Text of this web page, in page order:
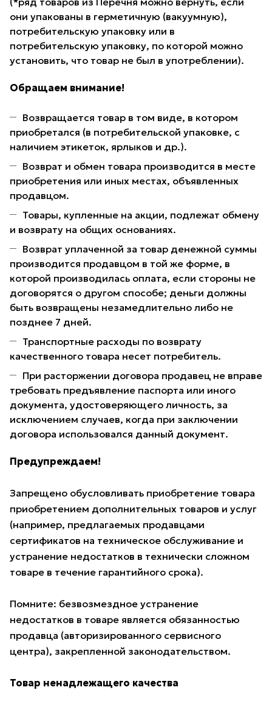
они упакованы в герметичную (вакуумную),
потребительскую упаковку или в
потребительскую упаковку, по которой можно
установить, что товар не был в употреблении).
Обращаем внимание!
Возвращается товар в том виде, в котором
приобретался (в потребительской упаковке, с
наличием этикеток, ярлыков и др.).
Возврат и обмен товара производится в месте
приобретения или иных местах, объявленных
продавцом.
Товары, купленные на акции, подлежат обмену
и возврату на общих основаниях.
Возврат уплаченной за товар денежной суммы
производится продавцом в той же форме, в
которой производилась оплата, если стороны не
договорятся о другом способе; деньги должны
быть возвращены незамедлительно либо не
позднее 7 дней.
Транспортные расходы по возврату
качественного товара несет потребитель.
При расторжении договора продавец не вправе
требовать предъявление паспорта или иного
документа, удостоверяющего личность, за
исключением случаев, когда при заключении
договора использовался данный документ.
Предупреждаем!
Запрещено обусловливать приобретение товара
приобретением дополнительных товаров и услуг
(например, предлагаемых продавцами
сертификатов на техническое обслуживание и
устранение недостатков в технически сложном
товаре в течение гарантийного срока).
Помните: безвозмездное устранение
недостатков в товаре является обязанностью
продавца (авторизированного сервисного
центра), закрепленной законодательством.
Товар ненадлежащего качества